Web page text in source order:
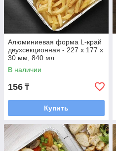
Алюминиевая форма L-край
двухсекционная - 227 х 177 х
30 мм, 840 мл
В наличии
156 ₸
Купить